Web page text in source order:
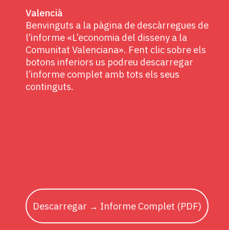
Valencià
Benvinguts a la pàgina de descàrregues de
l’informe «L’economia del disseny a la
Comunitat Valenciana». Fent clic sobre els
botons inferiors us podreu descarregar
l’informe complet amb tots els seus
continguts.
Descarregar → Informe Complet (PDF)